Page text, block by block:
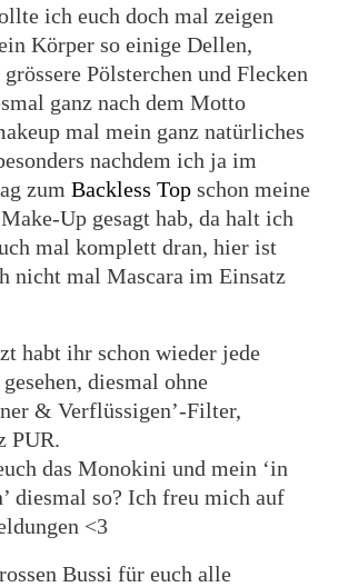
ich euch doch mal zeigen
Körper so einige Dellen,
Pölsterchen und Flecken
ganz nach dem Motto
mal mein ganz natürliches
nachdem ich ja im
zum Backless Topschon meine
Up gesagt hab, da halt ich
mal komplett dran, hier ist
nicht mal Mascara im Einsatz
habt ihr schon wieder jede
diesmal ohne
& Verflüssigen’-Filter,
PUR.
das Monokini und mein ‘in
diesmal so? Ich freu mich auf
<3
Bussi für euch alle